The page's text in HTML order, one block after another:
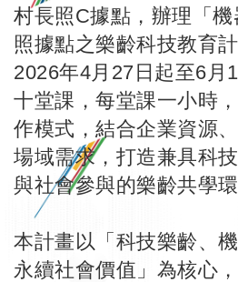
村長照C據點，辦理「
照據點之樂齡科技教育
2026年4月27日起至6月
十堂課，每堂課一小時
作模式，結合企業資源
場域需求，打造兼具科
與社會參與的樂齡共學環
本計畫以「科技樂齡、
永續社會價值」為核心